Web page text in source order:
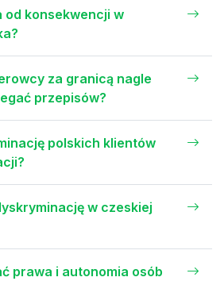
od konsekwencji w
za granicą nagle
przepisów?
polskich klientów
w czeskiej
prawa i autonomia osób